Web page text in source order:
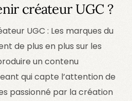
créateur UGC ?
UGC : Les marques du
de plus en plus sur les
un contenu
qui capte l’attention de
passionné par la création